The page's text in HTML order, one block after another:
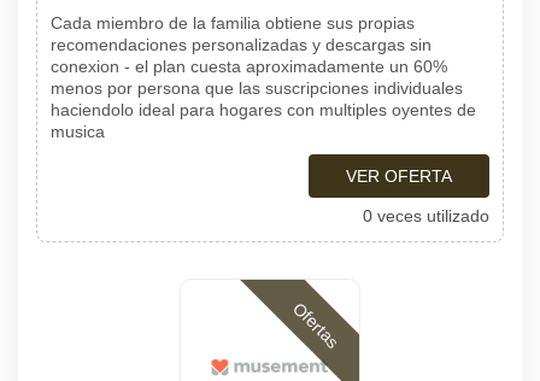
Cada miembro de la familia obtiene sus propias
recomendaciones personalizadas y descargas sin
conexion - el plan cuesta aproximadamente un 60%
menos por persona que las suscripciones individuales
haciendolo ideal para hogares con multiples oyentes de
musica
VER OFERTA
0 veces utilizado
Ofertas